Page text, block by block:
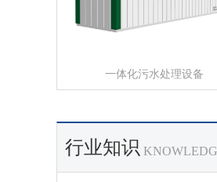
一体化污水处理设备
行业知识